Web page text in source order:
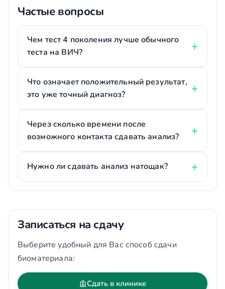
Частые вопросы
Чем тест 4 поколения лучше обычного
теста на ВИЧ?
Что означает положительный результат,
это уже точный диагноз?
Через сколько времени после
возможного контакта сдавать анализ?
Нужно ли сдавать анализ натощак?
Записаться на сдачу
Выберите удобный для Вас способ сдачи
биоматериала:
Сдать в клинике